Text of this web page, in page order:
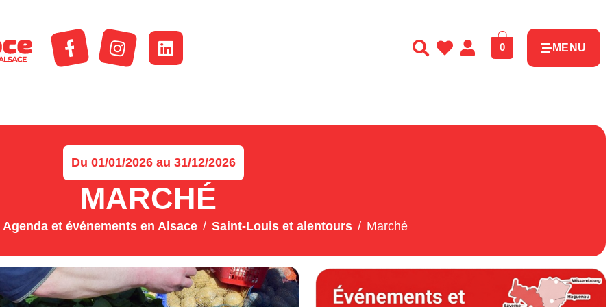
0 MENU
Du 01/01/2026 au 31/12/2026
MARCHÉ
Agenda et événements en Alsace Saint-Louis et alentours Marché